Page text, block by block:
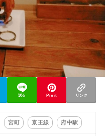
送る Pin it リンク
宮町 京王線 府中駅